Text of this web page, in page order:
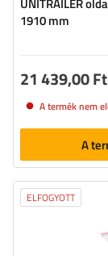
1910 mm
21 439,00 Ft
A termék nem
A
ELFOGYOTT